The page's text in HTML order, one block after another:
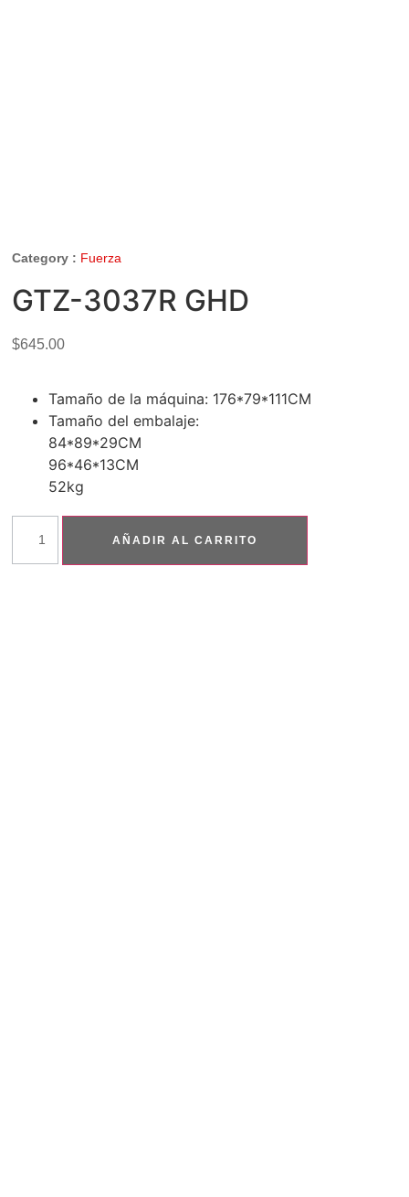
Category : Fuerza
GTZ-3037R GHD
$645.00
Tamaño de la máquina: 176*79*111CM
Tamaño del embalaje:
84*89*29CM
96*46*13CM
52kg
AÑADIR AL CARRITO